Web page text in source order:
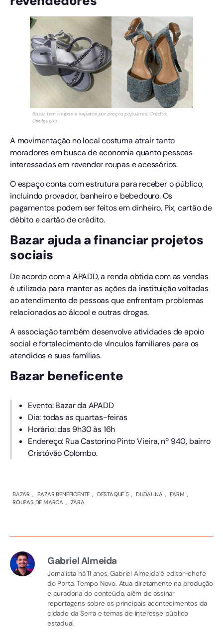
Bazar tem roupas e sapatos por preços populares. Crédito:
Divulgação
A movimentação no local costuma atrair tanto
moradores em busca de economia quanto pessoas
interessadas em revender roupas e acessórios.
O espaço conta com estrutura para receber o público,
incluindo provador, banheiro e bebedouro. Os
pagamentos podem ser feitos em dinheiro, Pix, cartão de
débito e cartão de crédito.
Bazar ajuda a financiar projetos
sociais
De acordo com a APADD, a renda obtida com as vendas
é utilizada para manter as ações da instituição voltadas
ao atendimento de pessoas que enfrentam problemas
relacionados ao álcool e outras drogas.
A associação também desenvolve atividades de apoio
social e fortalecimento de vínculos familiares para os
atendidos e suas famílias.
Bazar beneficente
Evento: Bazar da APADD
Dia: todas as quartas-feiras
Horário: das 9h30 às 16h
Endereço: Rua Castorino Pinto Vieira, nº 940, bairro
Cristóvão Colombo.
BAZAR , BAZAR BENEFICENTE , DESTAQUE 5 , DUDALINA , FARM ,
ROUPAS DE MARCA , ZARA
Gabriel Almeida
Jornalista há 11 anos, Gabriel Almeida é editor-chefe
do Portal Tempo Novo. Atua diretamente na produção
e curadoria do conteúdo, além de assinar
reportagens sobre os principais acontecimentos da
cidade da Serra e temas de interesse público
estadual.